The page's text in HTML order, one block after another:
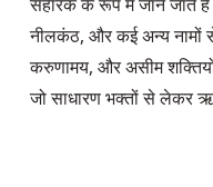
नीलकंठ, और कई अन्य नामों से
करुणामय, और असीम
जो साधारण भक्तों से लेकर